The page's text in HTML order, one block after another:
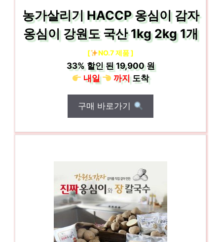
농가살리기 HACCP 옹심이 감자
옹심이 강원도 국산 1kg 2kg 1개
[ NO.7 제품 ]
33%할인 된19,900 원
내일
까지도착
구매 바로가기